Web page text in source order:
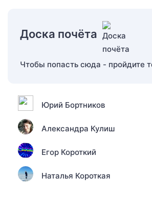
Доска почёта
Чтобы попасть сюда - пройдите
Юрий Бортников
Александра Кулиш
Егор Короткий
Наталья Короткая